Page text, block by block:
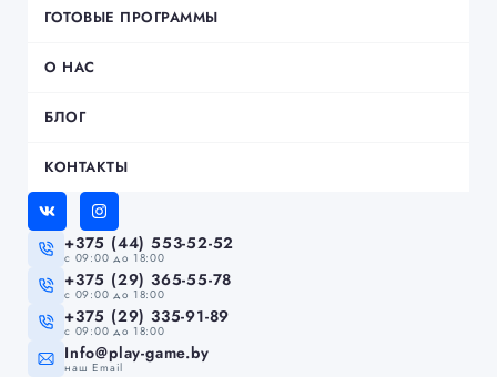
ГОТОВЫЕ ПРОГРАММЫ
О НАС
БЛОГ
КОНТАКТЫ
+375 (44) 553-52-52
c 09:00 до 18:00
+375 (29) 365-55-78
c 09:00 до 18:00
+375 (29) 335-91-89
c 09:00 до 18:00
Info@play-game.by
наш Email